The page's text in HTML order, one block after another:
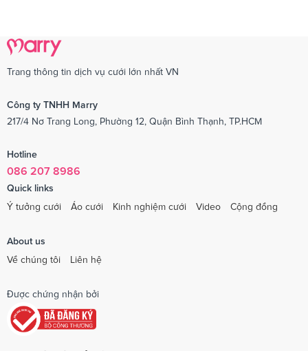
Trang thông tin dịch vụ cưới lớn nhất VN
Công ty TNHH Marry
217/4 Nơ Trang Long, Phường 12, Quận Bình Thạnh, TP.HCM
Hotline
086 207 8986
Quick links
Ý tưởng cưới
Áo cưới Kinh nghiệm cưới Video Cộng đồng
About us
Về chúng tôi
Liên hệ
Được chứng nhận bởi